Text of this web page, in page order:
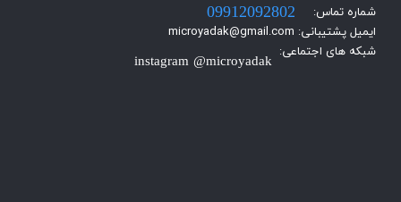
شماره تماس:
ایمیل پشتیبانی: microyadak@gmail.com
شبکه های اجتماعی:
instagram @microyadak
09912092802